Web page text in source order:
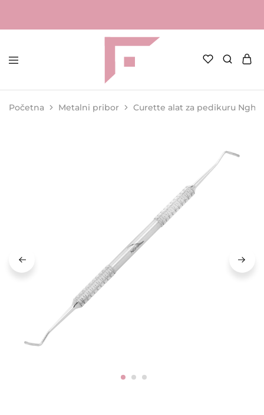
FAME
Profesionalna
za
kozmetičke
Početna Metalni pribor Curette alat za pedikuru Nghia